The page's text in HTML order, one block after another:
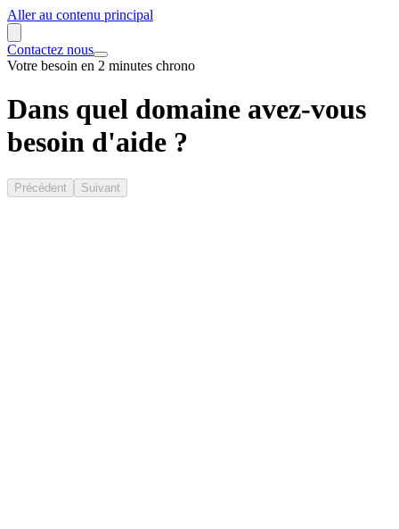
Aller au contenu principal
Contactez nous
Votre besoin en 2 minutes chrono
Dans quel domaine avez-vous
besoin d'aide ?
Précédent Suivant